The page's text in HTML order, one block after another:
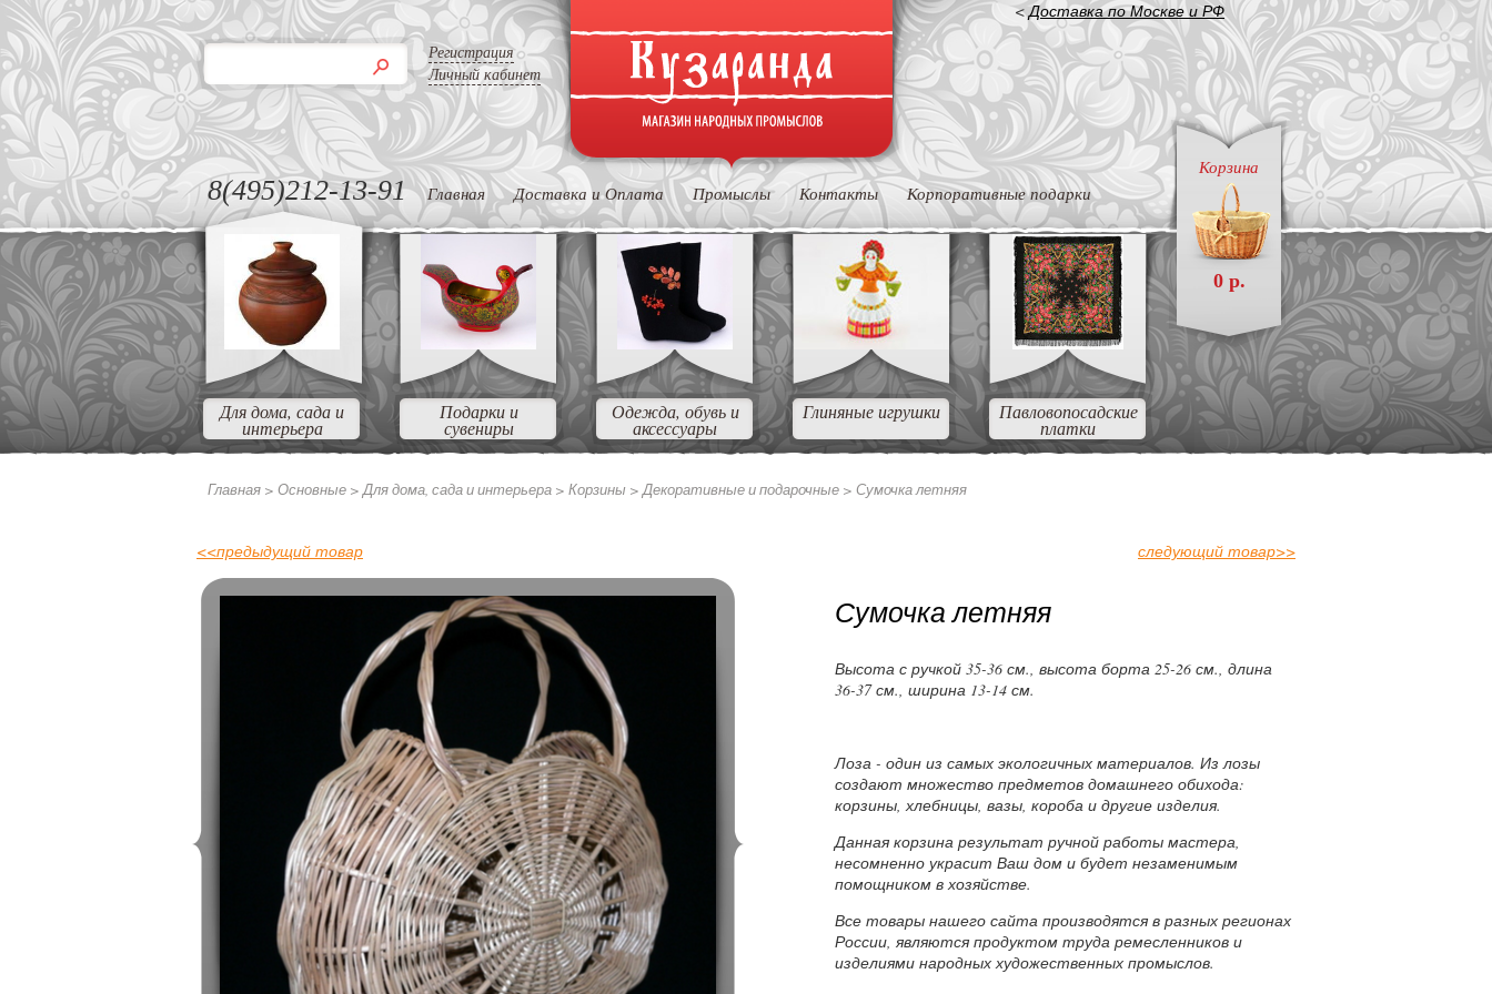
Регистрация
Личный кабинет
<Доставка по Москве и РФ
Корзина
0 р.
8(495)212-13-91 Главная Доставка и Оплата Промыслы Контакты Корпоративные подарки
Для дома, сада и
интерьера
Подарки и
сувениры
Одежда, обувь и
аксессуары
Глиняные игрушки Павловопосадские
платки
Главная > Основные >Для дома, сада и интерьера > Корзины >Декоративные и подарочные > Сумочка летняя
<<предыдущий товар следующий товар>>
Сумочка летняя
Высота с ручкой 35-36 см., высота борта 25-26 см., длина
36-37 см., ширина 13-14 см.
Лоза - один из самых экологичных материалов. Из лозы
создают множество предметов домашнего обихода:
корзины, хлебницы, вазы, короба и другие изделия.
Данная корзина результат ручной работы мастера,
несомненно украсит Ваш дом и будет незаменимым
помощником в хозяйстве.
Все товары нашего сайта производятся в разных регионах
России, являются продуктом труда ремесленников и
изделиями народных художественных промыслов.